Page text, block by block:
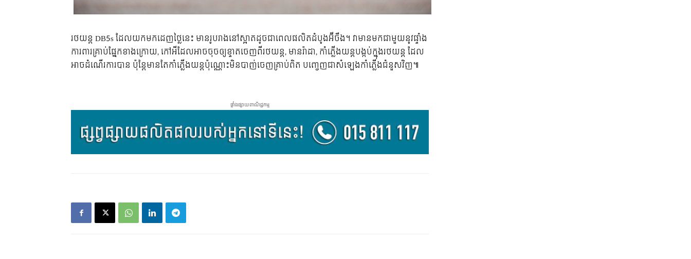
រថយន្ត​ DB5s ដែល​យក​មក​ដេញ​ថ្លៃ​នេះ មាន​រូបរាង​នៅ​ស្អាត​ដូច​ជា​ពេល​ផលិត​ដំបូង​អ៊ីចឹង។ វា​មាន​មក​ជា​មួយ​នូវផ្ទាំង
ការពារ​គ្រាប់​ផ្នែក​ខាង​ក្រោយ, កៅអី​ដែល​អាច​ចុច​ឲ្យ​ខ្ទាត​ចេញ​ពី​រថយន្ត, មាន​រ៉ាដា, កាំភ្លើងយន្ត​បង្កប់​ក្នុង​រថយន្ត ដែល​
អាច​ដំណើរ​ការ​បាន​ ប៉ុន្តែ​មាន​តែ​កាំភ្លើង​យន្ត​ប៉ុណ្ណោះ​មិន​បាញ់​ចេញ​គ្រាប់​ពិត បញ្ចេញ​ជា​សំឡេង​កាំភ្លើង​ជំនួស​វិញ៕
ផ្ទាំងផ្សាយពាណិជ្ជកម្ម